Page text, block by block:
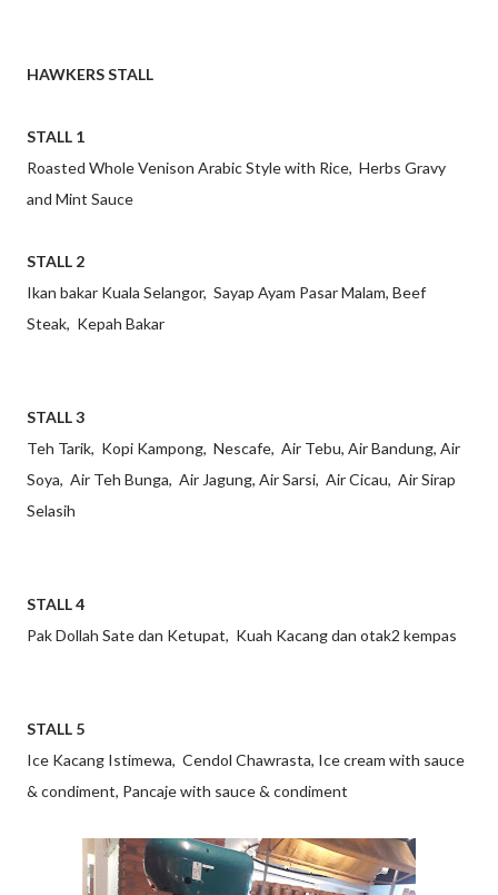
HAWKERS STALL
STALL 1
Roasted Whole Venison Arabic Style with Rice, Herbs Gravy
and Mint Sauce
STALL 2
Ikan bakar Kuala Selangor, Sayap Ayam Pasar Malam, Beef
Steak, Kepah Bakar
STALL 3
Teh Tarik, Kopi Kampong, Nescafe, Air Tebu, Air Bandung, Air
Soya, Air Teh Bunga, Air Jagung, Air Sarsi, Air Cicau, Air Sirap
Selasih
STALL 4
Pak Dollah Sate dan Ketupat, Kuah Kacang dan otak2 kempas
STALL 5
Ice Kacang Istimewa, Cendol Chawrasta, Ice cream with sauce
& condiment, Pancaje with sauce & condiment